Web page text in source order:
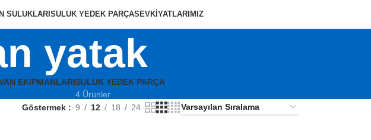
SULUKLARISULUK YEDEK PARÇASEVKIYATLARIMIZ
yatak
EKIPMANLARISULUK YEDEK PARÇA
4 Ürünler
Göstermek 9 12 18 24